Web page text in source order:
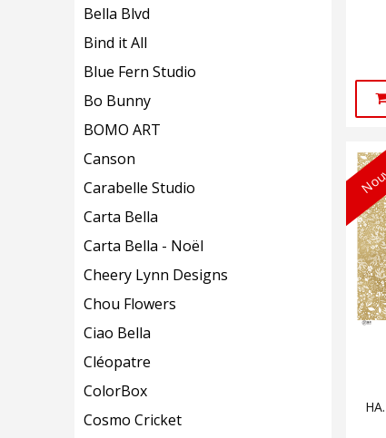
Bella Blvd
Bind it All
Blue Fern Studio
Bo Bunny
BOMO ART
Canson
Carabelle Studio
Carta Bella
Carta Bella - Noël
Cheery Lynn Designs
Chou Flowers
Ciao Bella
Cléopatre
ColorBox
Cosmo Cricket